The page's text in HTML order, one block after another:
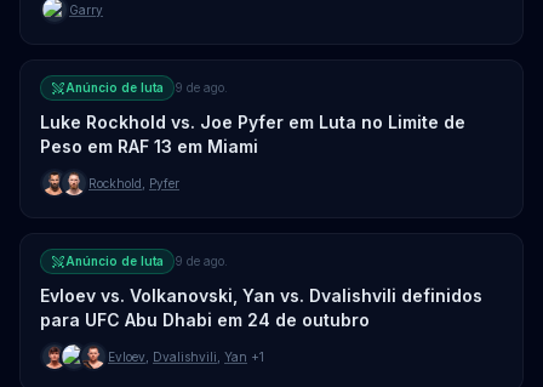
Garry
Anúncio de luta 9 de ago.
Luke Rockhold vs. Joe Pyfer em Luta no Limite de
Peso em RAF 13 em Miami
Rockhold Pyfer
Anúncio de luta 9 de ago.
Evloev vs. Volkanovski, Yan vs. Dvalishvili definidos
para UFC Abu Dhabi em 24 de outubro
Evloev Dvalishvili Yan +1